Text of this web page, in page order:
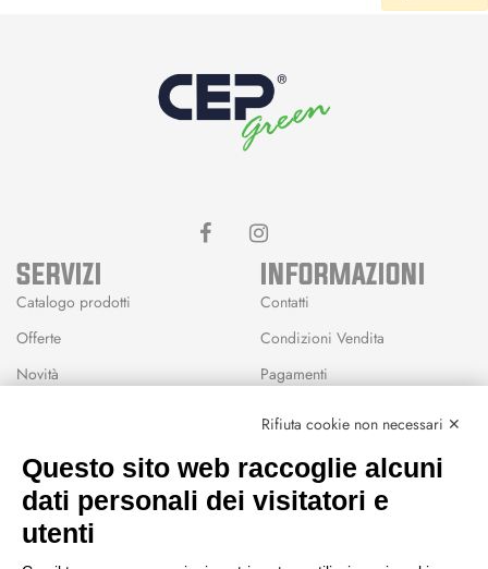
SERVIZI
Catalogo prodotti
Offerte
Novità
Wishlist
INFORMAZIONI
Contatti
Condizioni Vendita
Pagamenti
CEP GREEN
Rifiuta cookie non necessari ✕
Questo sito web raccoglie alcuni
dati personali dei visitatori e
utenti